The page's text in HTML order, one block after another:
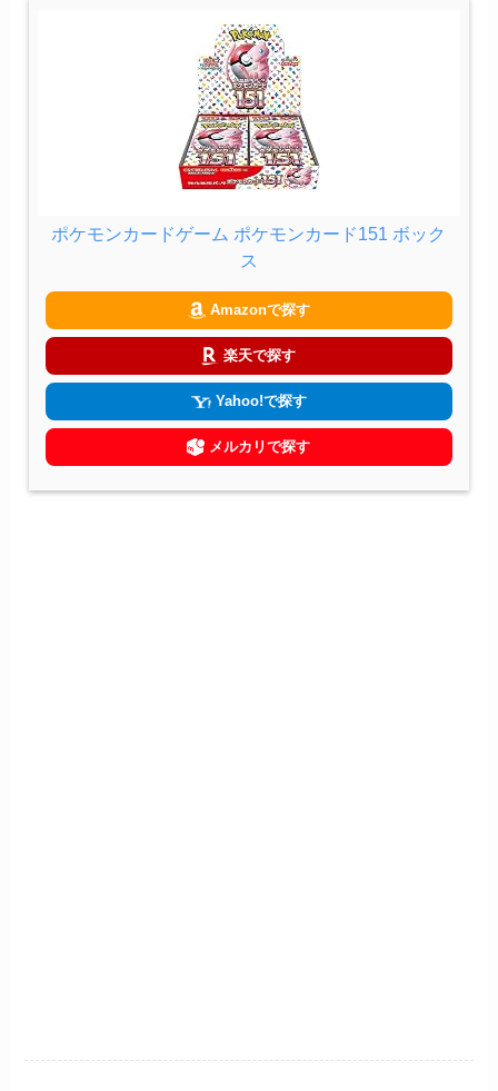
ポケモンカードゲーム ポケモンカード151 ボック
ス
Amazonで探す
楽天で探す
Yahoo!で探す
メルカリで探す